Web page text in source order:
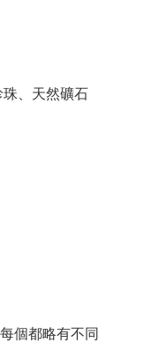
、天然礦石
個都略有不同